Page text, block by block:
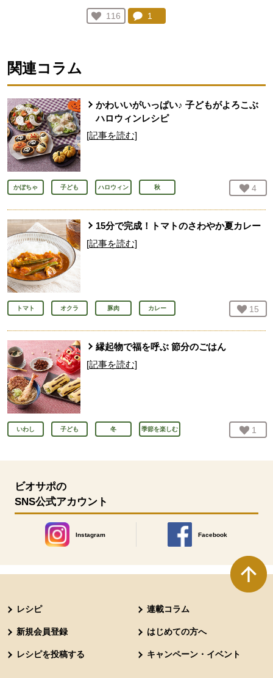
お気に入り登録：
116
人が登録
コメント：
1
関連コラム
かわいいがいっぱい♪ 子どもがよろこぶ
ハロウィンレシピ
[記事を読む]
かぼちゃ 子ども ハロウィン 秋 お気
4
15分で完成！トマトのさわやか夏カレー
[記事を読む]
トマト オクラ 豚肉 カレー お気
15
縁起物で福を呼ぶ 節分のごはん
[記事を読む]
いわし 子ども 冬 季節を楽しむ お気
1
ビオサポの
SNS公式アカウント
Instagram
別のウィンドウで開きます。
Facebook
別のウィンドウで開きます
レシピ 連載コラム
新規会員登録 はじめての方へ
レシピを投稿する キャンペーン・イベント